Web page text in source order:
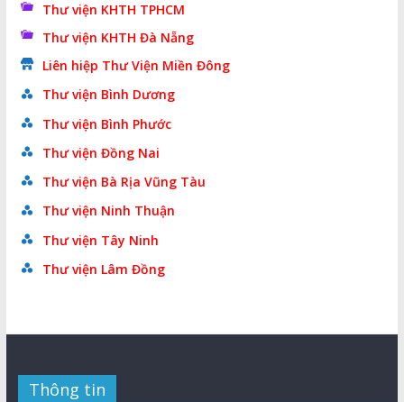
Thư viện KHTH TPHCM
Thư viện KHTH Đà Nẵng
Liên hiệp Thư Viện Miền Đông
Thư viện Bình Dương
Thư viện Bình Phước
Thư viện Đồng Nai
Thư viện Bà Rịa Vũng Tàu
Thư viện Ninh Thuận
Thư viện Tây Ninh
Thư viện Lâm Đồng
Thông tin